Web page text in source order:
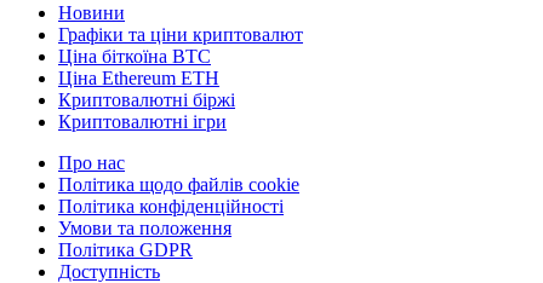
Новини
Графіки та ціни криптовалют
Ціна біткоїна BTC
Ціна Ethereum ETH
Криптовалютні біржі
Криптовалютні ігри
Про нас
Політика щодо файлів cookie
Політика конфіденційності
Умови та положення
Політика GDPR
Доступність